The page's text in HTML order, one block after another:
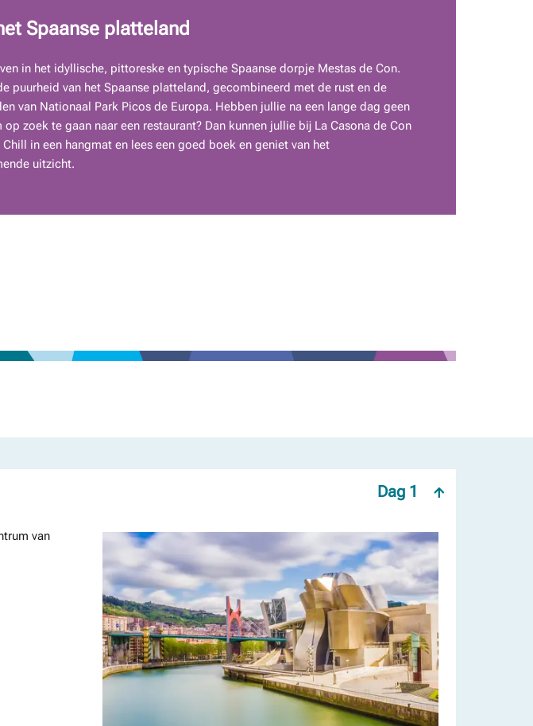
Spaanse platteland
in het idyllische, pittoreske en typische Spaanse dorpje Mestas de Con.
puurheid van het Spaanse platteland, gecombineerd met de rust en de
van Nationaal Park Picos de Europa. Hebben jullie na een lange dag geen
op zoek te gaan naar een restaurant? Dan kunnen jullie bij La Casona de Con
Chill in een hangmat en lees een goed boek en geniet van het
uitzicht.
Dag 1
van